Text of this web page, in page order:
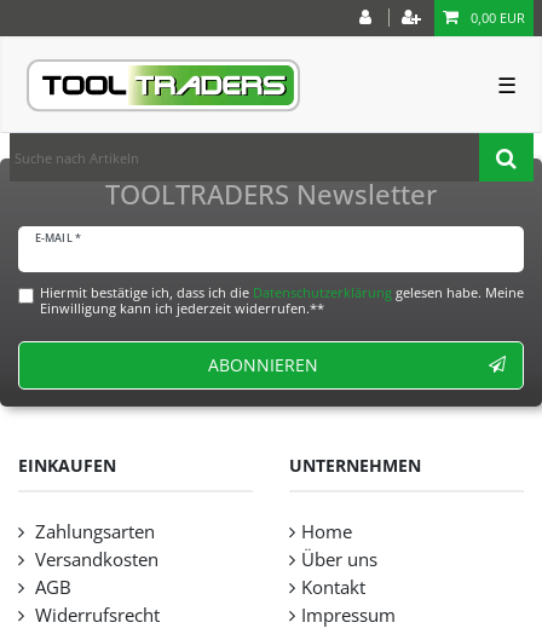
0,00 EUR
☰
TOOLTRADERS Newsletter
E-MAIL *
Hiermit bestätige ich, dass ich die Daten­schutz­erklärunggelesen habe. Meine
Einwilligung kann ich jederzeit widerrufen.**
ABONNIEREN
EINKAUFEN
Zahlungsarten
Versandkosten
AGB
Widerrufsrecht
UNTERNEHMEN
Home
Über uns
Kontakt
Impressum